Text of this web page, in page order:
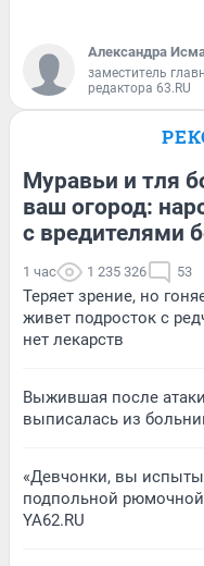
Александра
заместитель
редактора 63.RU
Муравьи и тля
ваш огород:
с вредителями
1 час 1 235 326 53
Теряет зрение, но
живет подросток с
нет лекарств
Выжившая после
выписалась из
«Девчонки, вы
подпольной
YA62.RU